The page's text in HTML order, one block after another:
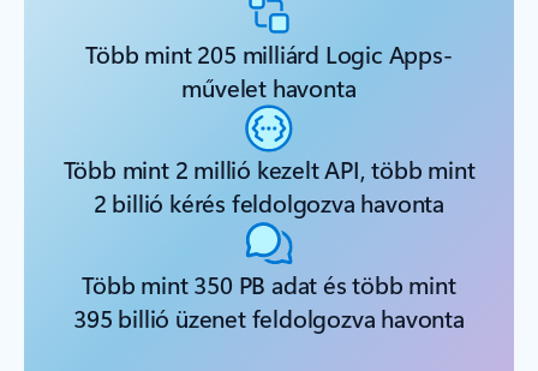
Több mint 205 milliárd Logic Apps-
művelet havonta
Több mint 2 millió kezelt API, több mint
2 billió kérés feldolgozva havonta
Több mint 350 PB adat és több mint
395 billió üzenet feldolgozva havonta